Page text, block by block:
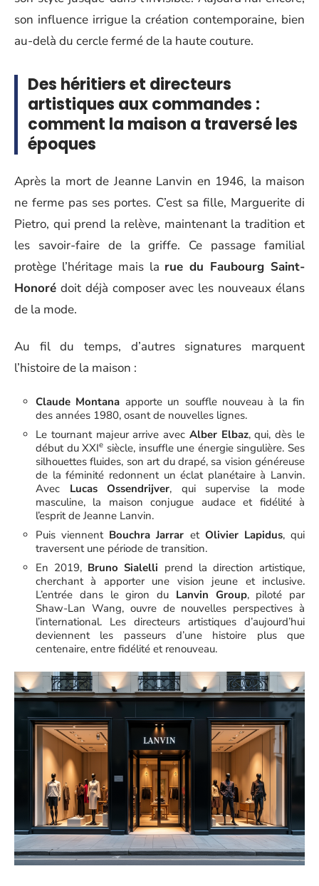
son influence irrigue la création contemporaine, bien
au-delà du cercle fermé de la haute couture.
Des héritiers et directeurs
artistiques aux commandes :
comment la maison a traversé les
époques
Après la mort de Jeanne Lanvin en 1946, la maison
ne ferme pas ses portes. C’est sa fille, Marguerite di
Pietro, qui prend la relève, maintenant la tradition et
les savoir-faire de la griffe. Ce passage familial
protège l’héritage mais la rue du Faubourg Saint-
Honoré doit déjà composer avec les nouveaux élans
de la mode.
Au fil du temps, d’autres signatures marquent
l’histoire de la maison :
Claude Montana apporte un souffle nouveau à la fin
des années 1980, osant de nouvelles lignes.
Le tournant majeur arrive avec Alber Elbaz, qui, dès le
début du XXIe siècle, insuffle une énergie singulière. Ses
silhouettes fluides, son art du drapé, sa vision généreuse
de la féminité redonnent un éclat planétaire à Lanvin.
Avec Lucas Ossendrijver, qui supervise la mode
masculine, la maison conjugue audace et fidélité à
l’esprit de Jeanne Lanvin.
Puis viennent Bouchra Jarrar et Olivier Lapidus, qui
traversent une période de transition.
En 2019, Bruno Sialelli prend la direction artistique,
cherchant à apporter une vision jeune et inclusive.
L’entrée dans le giron du Lanvin Group, piloté par
Shaw-Lan Wang, ouvre de nouvelles perspectives à
l’international. Les directeurs artistiques d’aujourd’hui
deviennent les passeurs d’une histoire plus que
centenaire, entre fidélité et renouveau.